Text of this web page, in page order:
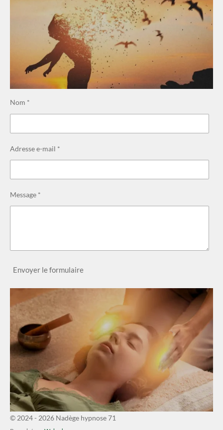
Nom *
Adresse e-mail *
Message *
Envoyer le formulaire
© 2024 - 2026 Nadège hypnose 71